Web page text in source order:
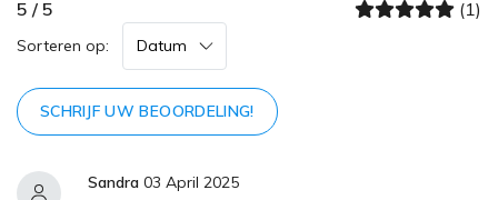
5 / 5 (1)
Sorteren op:
SCHRIJF UW BEOORDELING!
Sandra 03 April 2025